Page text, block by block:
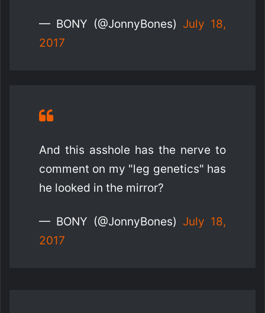
— BONY (@JonnyBones) July 18,
2017
And this asshole has the nerve to
comment on my "leg genetics" has
he looked in the mirror?
— BONY (@JonnyBones) July 18,
2017